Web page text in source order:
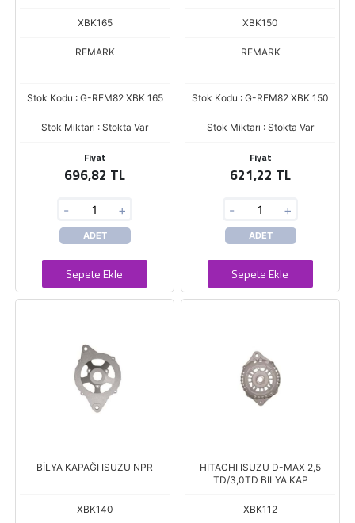
XBK165
REMARK
Stok Kodu : G-REM82 XBK 165
Stok Miktarı : Stokta Var
Fiyat
696,82 TL
- +
ADET
Sepete Ekle
XBK150
REMARK
Stok Kodu : G-REM82 XBK 150
Stok Miktarı : Stokta Var
Fiyat
621,22 TL
- +
ADET
Sepete Ekle
BİLYA KAPAĞI ISUZU NPR
XBK140
HITACHI ISUZU D-MAX 2,5
TD/3,0TD BILYA KAP
XBK112